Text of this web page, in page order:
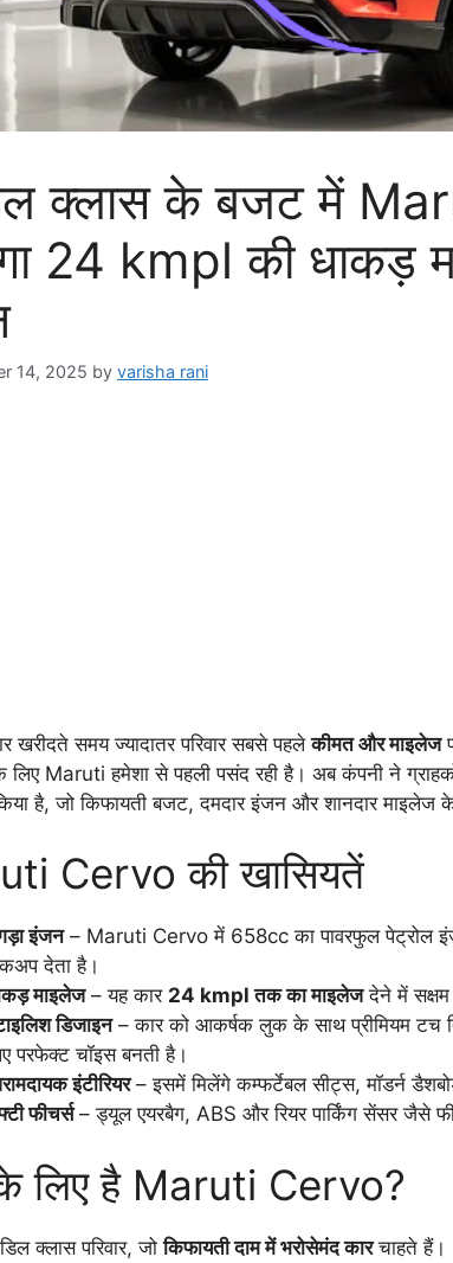
क्लास के बजट में
24 kmpl की धाकड़
14, 2025 by varisha rani
खरीदते समय ज्यादातर परिवार सबसे पहलेकीमत और माइलेज
लिए Maruti हमेशा से पहली पसंद रही है। अब कंपनी ने
है, जो किफायती बजट, दमदार इंजन और शानदार माइलेज
Cervo की खासियतें
इंजन– Maruti Cervo में 658cc का पावरफुल पेट्रोल
देता है।
माइलेज– यह कार 24 kmpl तक का माइलेजदेने में सक्षम
डिजाइन– कार को आकर्षक लुक के साथ प्रीमियम टच
परफेक्ट चॉइस बनती है।
इंटीरियर– इसमें मिलेंगे कम्फर्टेबल सीट्स, मॉडर्न
फीचर्स– ड्यूल एयरबैग, ABS और रियर पार्किंग सेंसर जैसे
लिए है Maruti Cervo?
क्लास परिवार, जोकिफायती दाम में भरोसेमंद कारचाहते हैं।